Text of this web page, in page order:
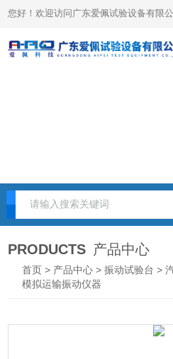
您好！欢迎访问广东爱佩试验设备有限公
PRODUCTS 产品中心
首页 > 产品中心 >振动试验台 >
模拟运输振动仪器